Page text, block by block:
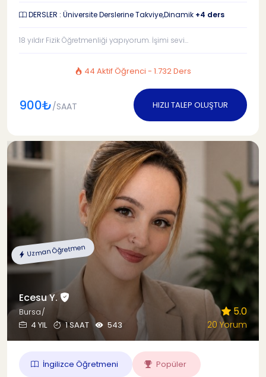
DERSLER : Üniversite Derslerine Takviye,Dinamik +4 ders
18 yıldır Fizik Öğretmenliği yapıyorum. İşimi sevi...
44 Aktif Öğrenci - 1.732 Ders
900₺/SAAT HIZLI TALEP OLUŞTUR
Uzman Öğretmen
Ecesu Y.
Bursa/
4 YIL
1 SAAT 543
5.0
20 Yorum
İngilizce Öğretmeni Popüler